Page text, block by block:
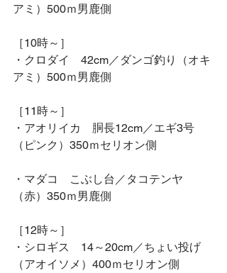
アミ）500ｍ男鹿側
［10時～］
・クロダイ　42cm／ダンゴ釣り（オキ
アミ）500ｍ男鹿側
［11時～］
・アオリイカ　胴長12cm／エギ3号
（ピンク）350ｍセリオン側
・マダコ　こぶし台／タコテンヤ
（赤）350ｍ男鹿側
［12時～］
・シロギス　14～20cm／ちょい投げ
（アオイソメ）400ｍセリオン側